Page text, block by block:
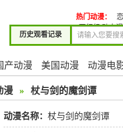
历史观看记录
热门动漫：
西行纪 动态
产动漫 美国动漫 动漫电
漫 » 杖与剑的魔剑谭
动漫名称： 杖与剑的魔剑谭